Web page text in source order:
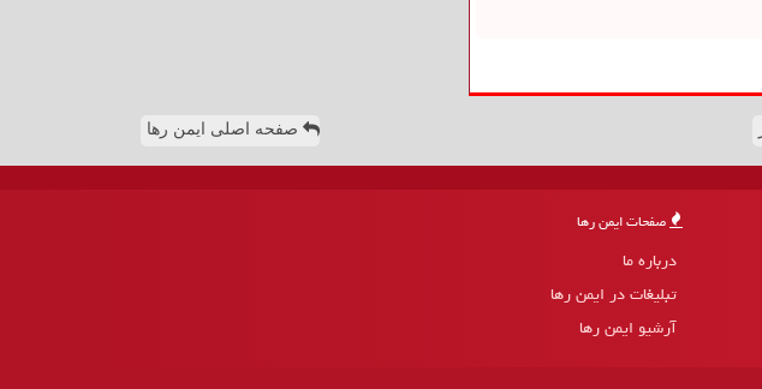
صفحه اصلی ایمن رها
صفحات ایمن رها
درباره ما
تبلیغات در ایمن رها
آرشیو ایمن رها